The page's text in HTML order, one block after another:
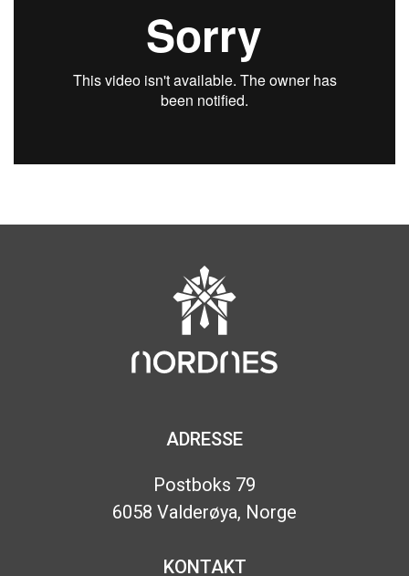
ADRESSE
Postboks 79
6058 Valderøya, Norge
KONTAKT